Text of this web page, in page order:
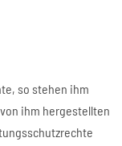
so stehen ihm
ihm hergestellten